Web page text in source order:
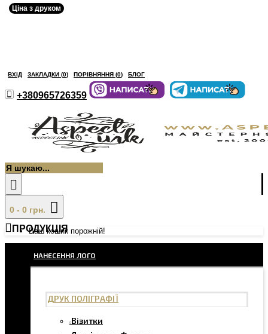
ВХІД ЗАКЛАДКИ (0) ПОРІВНЯННЯ (0) БЛОГ
+380965726359
0 - 0 грн.
Ваш кошик порожній!
ПРОДУКЦІЯ
НАНЕСЕННЯ ЛОГО
ДРУК ПОЛІГРАФІЇ
Візитки
Ціна з друком